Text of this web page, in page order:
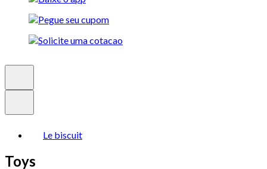
Le biscuit
Toys